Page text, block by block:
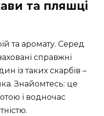
та пляшці
та аромату. Серед
справжні
із таких скарбів –
Знайомтесь: це
і водночас